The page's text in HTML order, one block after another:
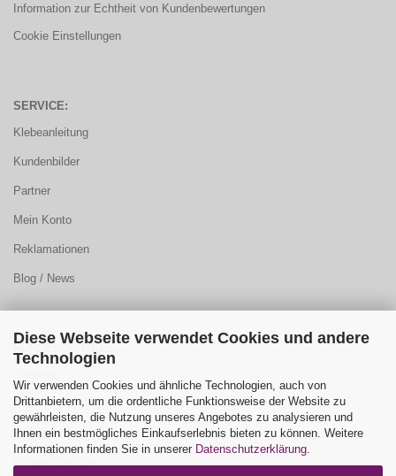
Diese Webseite verwendet Cookies und andere
Technologien
Wir verwenden Cookies und ähnliche Technologien, auch von
Drittanbietern, um die ordentliche Funktionsweise der Website zu
gewährleisten, die Nutzung unseres Angebotes zu analysieren und
Ihnen ein bestmögliches Einkaufserlebnis bieten zu können. Weitere
Informationen finden Sie in unserer Datenschutzerklärung.
Information zur Echtheit von Kundenbewertungen
Cookie Einstellungen
SERVICE:
Klebeanleitung
Kundenbilder
Partner
Mein Konto
Reklamationen
Blog / News
FAQ
Farbauswahl
Kontaktformular